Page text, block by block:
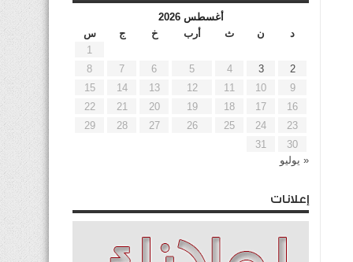
أغسطس 2026
د
ن ث أرب خ ج
س
1
2
3
4
5
6
7
8
9
10
11
12
13
14
15
16
17
18
19
20
21
22
23
24
25
26
27
28
29
30
31
« يوليو
إعلانات